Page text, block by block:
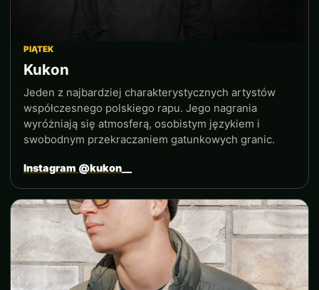
PIĄTEK
Kukon
Jeden z najbardziej charakterystycznych artystów
współczesnego polskiego rapu. Jego nagrania
wyróżniają się atmosferą, osobistym językiem i
swobodnym przekraczaniem gatunkowych granic.
Instagram @kukon__